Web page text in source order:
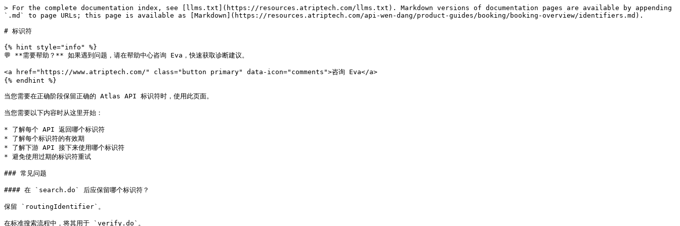
> For the complete documentation index, see [llms.txt](https://resources.atriptech.com/llms.txt). Markdown versions of documentation pages are available by appending
`.md` to page URLs; this page is available as [Markdown](https://resources.atriptech.com/api-wen-dang/product-guides/booking/booking-overview/identifiers.md).
# 标识符
{% hint style="info" %}
💬 **需要帮助？** 如果遇到问题，请在帮助中心咨询 Eva，快速获取诊断建议。
<a href="https://www.atriptech.com/" class="button primary" data-icon="comments">咨询 Eva</a>
{% endhint %}
当您需要在正确阶段保留正确的 Atlas API 标识符时，使用此页面。
当您需要以下内容时从这里开始：
* 了解每个 API 返回哪个标识符
* 了解每个标识符的有效期
* 了解下游 API 接下来使用哪个标识符
* 避免使用过期的标识符重试
### 常见问题
#### 在 `search.do` 后应保留哪个标识符？
保留 `routingIdentifier`。
在标准搜索流程中，将其用于 `verify.do`。